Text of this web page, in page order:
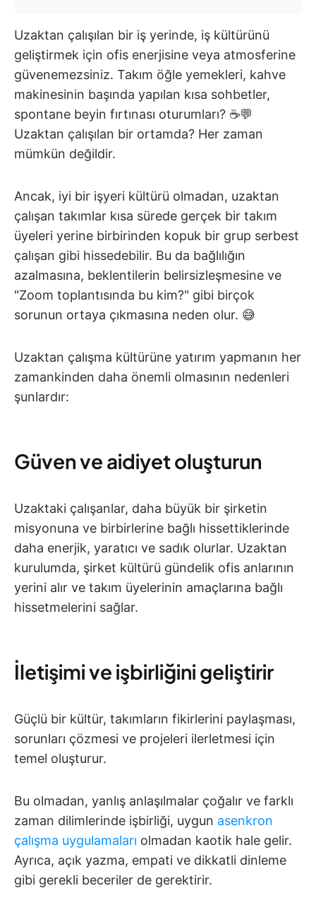
Uzaktan çalışılan bir iş yerinde, iş kültürünü
geliştirmek için ofis enerjisine veya atmosferine
güvenemezsiniz. Takım öğle yemekleri, kahve
makinesinin başında yapılan kısa sohbetler,
spontane beyin fırtınası oturumları? ☕💬
Uzaktan çalışılan bir ortamda? Her zaman
mümkün değildir.
Ancak, iyi bir işyeri kültürü olmadan, uzaktan
çalışan takımlar kısa sürede gerçek bir takım
üyeleri yerine birbirinden kopuk bir grup serbest
çalışan gibi hissedebilir. Bu da bağlılığın
azalmasına, beklentilerin belirsizleşmesine ve
"Zoom toplantısında bu kim?" gibi birçok
sorunun ortaya çıkmasına neden olur. 😅
Uzaktan çalışma kültürüne yatırım yapmanın her
zamankinden daha önemli olmasının nedenleri
şunlardır:
Güven ve aidiyet oluşturun
Uzaktaki çalışanlar, daha büyük bir şirketin
misyonuna ve birbirlerine bağlı hissettiklerinde
daha enerjik, yaratıcı ve sadık olurlar. Uzaktan
kurulumda, şirket kültürü gündelik ofis anlarının
yerini alır ve takım üyelerinin amaçlarına bağlı
hissetmelerini sağlar.
İletişimi ve işbirliğini geliştirir
Güçlü bir kültür, takımların fikirlerini paylaşması,
sorunları çözmesi ve projeleri ilerletmesi için
temel oluşturur.
Bu olmadan, yanlış anlaşılmalar çoğalır ve farklı
zaman dilimlerinde işbirliği, uygun asenkron
çalışma uygulamaları olmadan kaotik hale gelir.
Ayrıca, açık yazma, empati ve dikkatli dinleme
gibi gerekli beceriler de gerektirir.